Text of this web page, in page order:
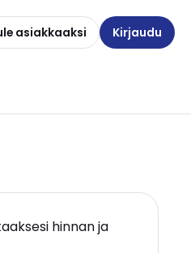
asiakkaaksi Kirjaudu
hinnan ja